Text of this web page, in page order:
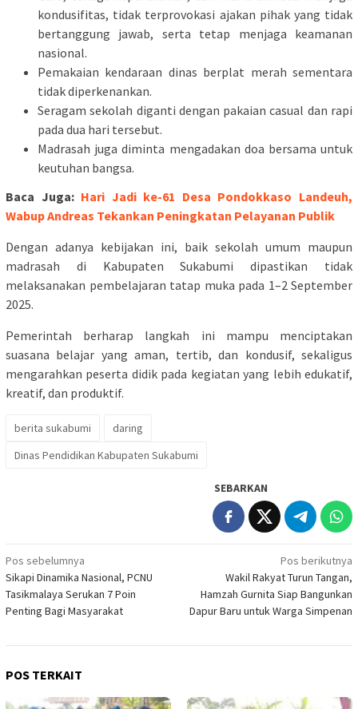
kondusifitas, tidak terprovokasi ajakan pihak yang tidak
bertanggung jawab, serta tetap menjaga keamanan
nasional.
Pemakaian kendaraan dinas berplat merah sementara
tidak diperkenankan.
Seragam sekolah diganti dengan pakaian casual dan rapi
pada dua hari tersebut.
Madrasah juga diminta mengadakan doa bersama untuk
keutuhan bangsa.
Baca Juga: Hari Jadi ke-61 Desa Pondokkaso Landeuh,
Wabup Andreas Tekankan Peningkatan Pelayanan Publik
Dengan adanya kebijakan ini, baik sekolah umum maupun
madrasah di Kabupaten Sukabumi dipastikan tidak
melaksanakan pembelajaran tatap muka pada 1–2 September
2025.
Pemerintah berharap langkah ini mampu menciptakan
suasana belajar yang aman, tertib, dan kondusif, sekaligus
mengarahkan peserta didik pada kegiatan yang lebih edukatif,
kreatif, dan produktif.
berita sukabumi
daring
Dinas Pendidikan Kabupaten Sukabumi
SEBARKAN
Navigasi
pos
Pos sebelumnya
Sikapi Dinamika Nasional, PCNU
Tasikmalaya Serukan 7 Poin
Penting Bagi Masyarakat
Pos berikutnya
Wakil Rakyat Turun Tangan,
Hamzah Gurnita Siap Bangunkan
Dapur Baru untuk Warga Simpenan
POS TERKAIT